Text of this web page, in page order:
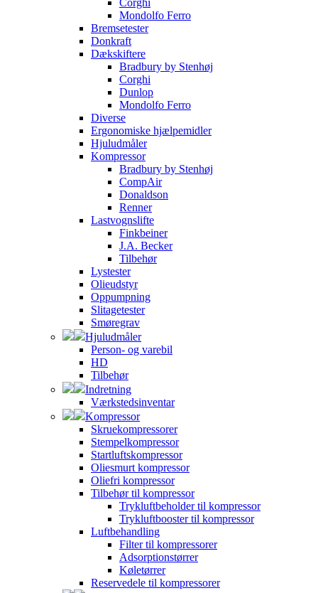
Corghi
Mondolfo Ferro
Bremsetester
Donkraft
Dækskiftere
Bradbury by Stenhøj
Corghi
Dunlop
Mondolfo Ferro
Diverse
Ergonomiske hjælpemidler
Hjuludmåler
Kompressor
Bradbury by Stenhøj
CompAir
Donaldson
Renner
Lastvognslifte
Finkbeiner
J.A. Becker
Tilbehør
Lystester
Olieudstyr
Oppumpning
Slitagetester
Smøregrav
Hjuludmåler
Person- og varebil
HD
Tilbehør
Indretning
Værkstedsinventar
Kompressor
Skruekompressorer
Stempelkompressor
Startluftskompressor
Oliesmurt kompressor
Oliefri kompressor
Tilbehør til kompressor
Trykluftbeholder til kompressor
Trykluftbooster til kompressor
Luftbehandling
Filter til kompressorer
Adsorptionstørrer
Køletørrer
Reservedele til kompressorer